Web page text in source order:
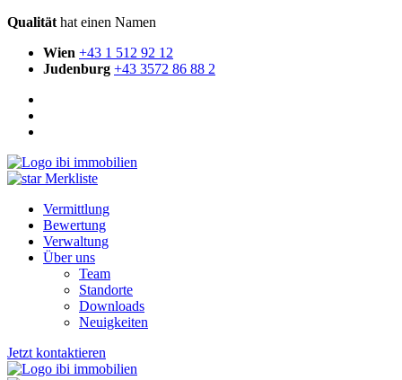
Qualität hat einen Namen
Wien +43 1 512 92 12
Judenburg +43 3572 86 88 2
Merkliste
Vermittlung
Bewertung
Verwaltung
Über uns
Team
Standorte
Downloads
Neuigkeiten
Jetzt kontaktieren